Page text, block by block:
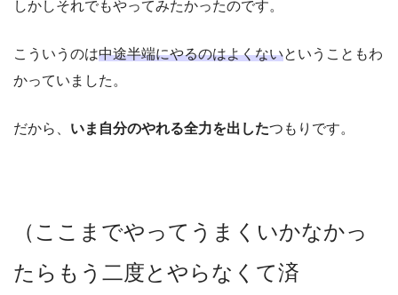
しかしそれでもやってみたかったのです。
こういうのは中途半端にやるのはよくないということもわ
かっていました。
だから、 いま自分のやれる全力を出したつもりです。
（ここまでやってうまくいかなかっ
たらもう二度とやらなくて済